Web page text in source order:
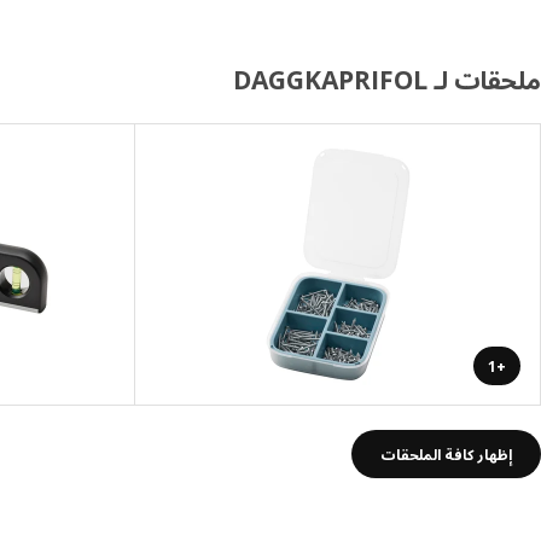
ملحقات لـ DAGGKAPRIFOL
+1
إظهار كافة الملحقات